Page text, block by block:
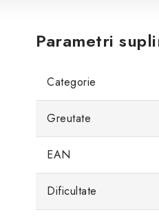
Parametri
Categorie
Greutate
EAN
Dificultate